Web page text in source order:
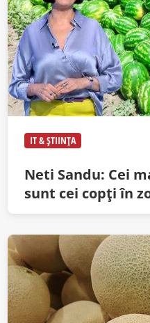
IT & ȘTIINȚA
Neti Sandu: Cei
sunt cei copți în
și Fecioară